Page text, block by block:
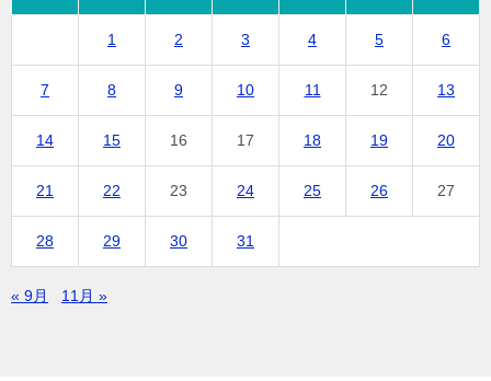
1 2 3 4 5 6
7 8 9 10 11 12 13
14 15 16 17 18 19 20
21 22 23 24 25 26 27
28 29 30 31
« 9月 11月 »